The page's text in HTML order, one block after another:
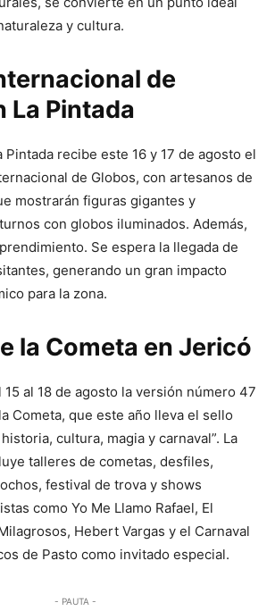
y cultura.
de
La Pintada
Pintada recibe este 16 y 17 de agosto el
de Globos, con artesanos de
mostrarán figuras gigantes y
con globos iluminados. Además,
Se espera la llegada de
generando un gran impacto
para la zona.
la Cometa en Jericó
al 18 de agosto la versión número 47
Cometa, que este año lleva el sello
cultura, magia y carnaval”. La
talleres de cometas, desfiles,
festival de trova y shows
como Yo Me Llamo Rafael, El
Hebert Vargas y el Carnaval
de Pasto como invitado especial.
- PAUTA -